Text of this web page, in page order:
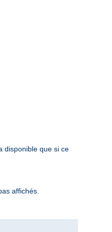
disponible que si ce
affichés.